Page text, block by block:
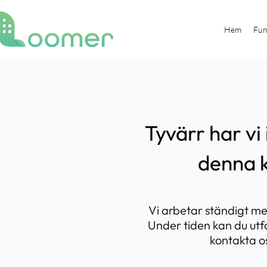
Hem
Tyvärr har
denna
Vi arbetar ständigt
Under tiden kan du
kontakta